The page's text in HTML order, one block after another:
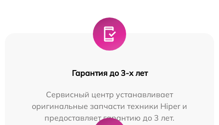
Гарантия до 3-х лет
Сервисный центр устанавливает
оригинальные запчасти техники Hiper и
предоставляет гарантию до 3 лет.